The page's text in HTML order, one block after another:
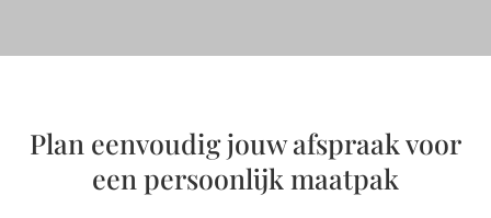
Plan eenvoudig jouw afspraak voor
een persoonlijk maatpak